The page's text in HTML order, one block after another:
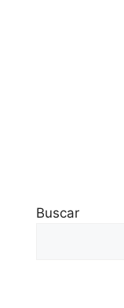
Buscar